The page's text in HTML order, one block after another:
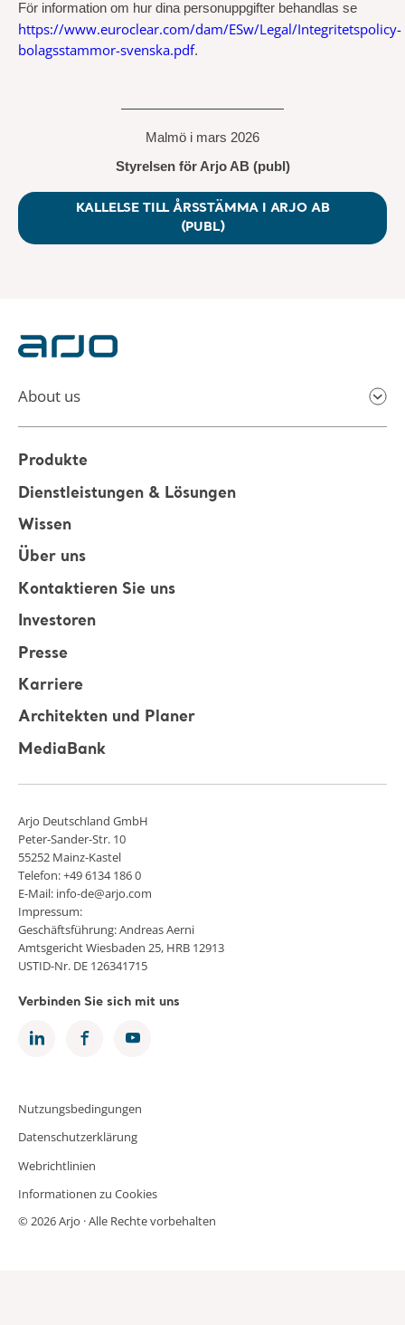
För information om hur dina personuppgifter behandlas se
https://www.euroclear.com/dam/ESw/Legal/Integritetspolicy-
bolagsstammor-svenska.pdf.
————————————
Malmö i mars 2026
Styrelsen för Arjo AB (publ)
KALLELSE TILL ÅRSSTÄMMA I ARJO AB
(PUBL)
About us
Produkte
Dienstleistungen & Lösungen
Wissen
Über uns
Kontaktieren Sie uns
Investoren
Presse
Karriere
Architekten und Planer
MediaBank
Arjo Deutschland GmbH
Peter-Sander-Str. 10
55252 Mainz-Kastel
Telefon: +49 6134 186 0
E-Mail: info-de@arjo.com
Impressum:
Geschäftsführung: Andreas Aerni
Amtsgericht Wiesbaden 25, HRB 12913
USTID-Nr. DE 126341715
Verbinden Sie sich mit uns
Nutzungsbedingungen
Datenschutzerklärung
Webrichtlinien
Informationen zu Cookies
© 2026 Arjo · Alle Rechte vorbehalten